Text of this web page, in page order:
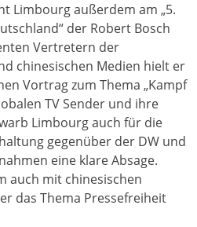
Limbourg außerdem am „5.
der Robert Bosch
Vertretern der
chinesischen Medien hielt er
Vortrag zum Thema „Kampf
TV Sender und ihre
Limbourg auch für die
gegenüber der DW und
eine klare Absage.
auch mit chinesischen
das Thema Pressefreiheit